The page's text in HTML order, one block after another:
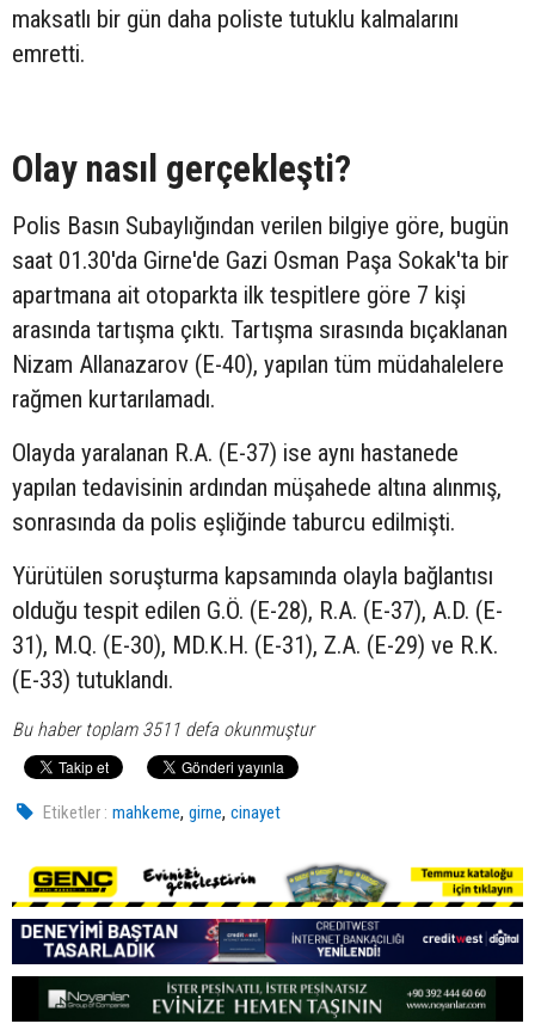
maksatlı bir gün daha poliste tutuklu kalmalarını
emretti.
Olay nasıl gerçekleşti?
Polis Basın Subaylığından verilen bilgiye göre, bugün
saat 01.30'da Girne'de Gazi Osman Paşa Sokak'ta bir
apartmana ait otoparkta ilk tespitlere göre 7 kişi
arasında tartışma çıktı. Tartışma sırasında bıçaklanan
Nizam Allanazarov (E-40), yapılan tüm müdahalelere
rağmen kurtarılamadı.
Olayda yaralanan R.A. (E-37) ise aynı hastanede
yapılan tedavisinin ardından müşahede altına alınmış,
sonrasında da polis eşliğinde taburcu edilmişti.
Yürütülen soruşturma kapsamında olayla bağlantısı
olduğu tespit edilen G.Ö. (E-28), R.A. (E-37), A.D. (E-
31), M.Q. (E-30), MD.K.H. (E-31), Z.A. (E-29) ve R.K.
(E-33) tutuklandı.
Bu haber toplam 3511 defa okunmuştur
Etiketler : mahkeme,girne,cinayet